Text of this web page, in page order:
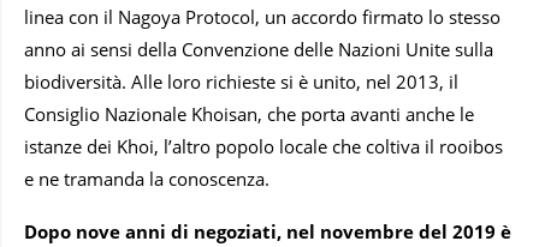
linea con il Nagoya Protocol, un accordo firmato lo stesso
anno ai sensi della Convenzione delle Nazioni Unite sulla
biodiversità. Alle loro richieste si è unito, nel 2013, il
Consiglio Nazionale Khoisan, che porta avanti anche le
istanze dei Khoi, l’altro popolo locale che coltiva il rooibos
e ne tramanda la conoscenza.
Dopo nove anni di negoziati, nel novembre del 2019 è